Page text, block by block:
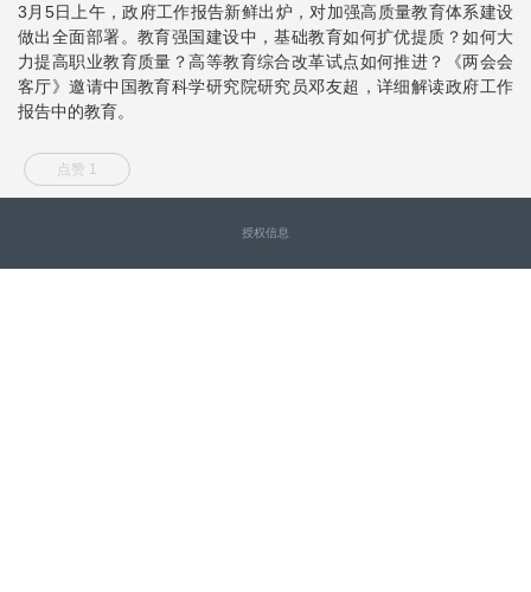
3月5日上午，政府工作报告新鲜出炉，对加强高质量教育体系建设
做出全面部署。教育强国建设中，基础教育如何扩优提质？如何大
力提高职业教育质量？高等教育综合改革试点如何推进？《两会会
客厅》邀请中国教育科学研究院研究员邓友超，详细解读政府工作
报告中的教育。
点赞 1
授权信息